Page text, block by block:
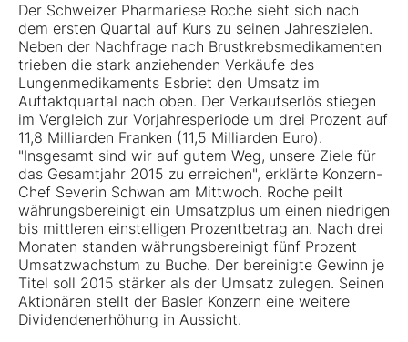
Kontakt
Der Schweizer Pharmariese Roche sieht sich nach
dem ersten Quartal auf Kurs zu seinen Jahreszielen.
Neben der Nachfrage nach Brustkrebsmedikamenten
trieben die stark anziehenden Verkäufe des
Lungenmedikaments Esbriet den Umsatz im
Auftaktquartal nach oben. Der Verkaufserlös stiegen
im Vergleich zur Vorjahresperiode um drei Prozent auf
11,8 Milliarden Franken (11,5 Milliarden Euro).
"Insgesamt sind wir auf gutem Weg, unsere Ziele für
das Gesamtjahr 2015 zu erreichen", erklärte Konzern-
Chef Severin Schwan am Mittwoch. Roche peilt
währungsbereinigt ein Umsatzplus um einen niedrigen
bis mittleren einstelligen Prozentbetrag an. Nach drei
Monaten standen währungsbereinigt fünf Prozent
Umsatzwachstum zu Buche. Der bereinigte Gewinn je
Titel soll 2015 stärker als der Umsatz zulegen. Seinen
Aktionären stellt der Basler Konzern eine weitere
Dividendenerhöhung in Aussicht.